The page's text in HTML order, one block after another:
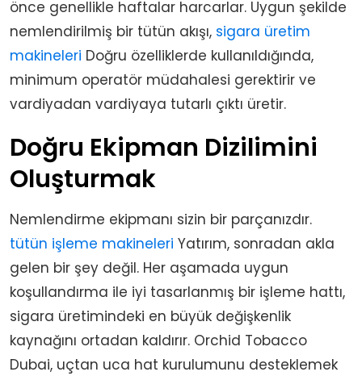
önce genellikle haftalar harcarlar. Uygun şekilde
nemlendirilmiş bir tütün akışı, sigara üretim
makineleri Doğru özelliklerde kullanıldığında,
minimum operatör müdahalesi gerektirir ve
vardiyadan vardiyaya tutarlı çıktı üretir.
Doğru Ekipman Dizilimini
Oluşturmak
Nemlendirme ekipmanı sizin bir parçanızdır.
tütün işleme makineleri Yatırım, sonradan akla
gelen bir şey değil. Her aşamada uygun
koşullandırma ile iyi tasarlanmış bir işleme hattı,
sigara üretimindeki en büyük değişkenlik
kaynağını ortadan kaldırır. Orchid Tobacco
Dubai, uçtan uca hat kurulumunu desteklemek